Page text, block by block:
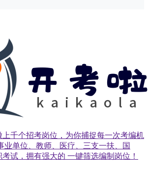
千个招考岗位，为你捕捉每一次考编机
业单位、教师、医疗、三支一扶、国
试，拥有强大的 一键筛选编制岗位！